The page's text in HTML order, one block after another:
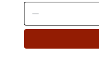
Produkt Anzahl: Gib